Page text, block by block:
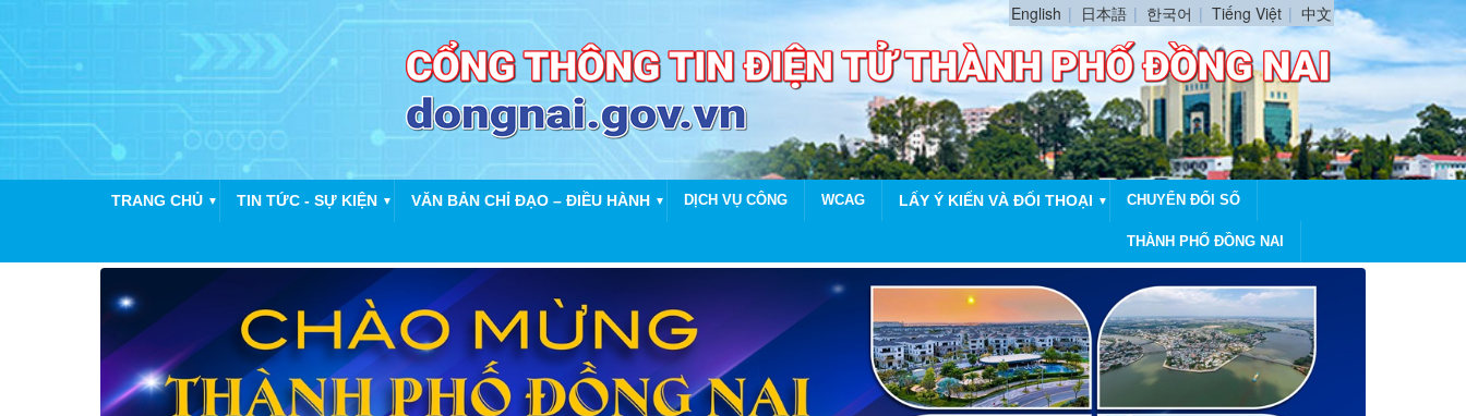
English 日本語 한국어 Tiếng Việt 中文
TRANG CHỦ ▼ TIN TỨC - SỰ KIỆN ▼ VĂN BẢN CHỈ ĐẠO – ĐIỀU HÀNH ▼ DỊCH VỤ CÔNG WCAG LẤY Ý KIẾN VÀ ĐỐI THOẠI ▼ CHUYỂN ĐỔI SỐ
THÀNH PHỐ ĐỒNG NAI